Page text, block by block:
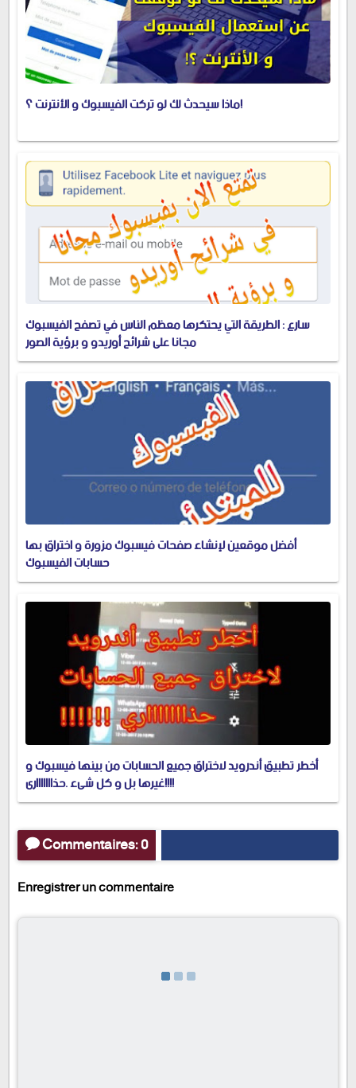
ماذا سيحدث لك لو تركت الفيسبوك و الأنترنت ؟!
سارع : الطريقة التي يحتكرها معظم الناس في تصفح الفيسبوك
مجانا على شرائح أوريدو و برؤية الصور
أفضل موقعين لإنشاء صفحات فيسبوك مزورة و اختراق بها
حسابات الفيسبوك
أخطر تطبيق أندرويد لاختراق جميع الحسابات من بينها فيسبوك و
غيرها بل و كل شيء .حذاااااااري!!!!
Commentaires: 0
Enregistrer un commentaire